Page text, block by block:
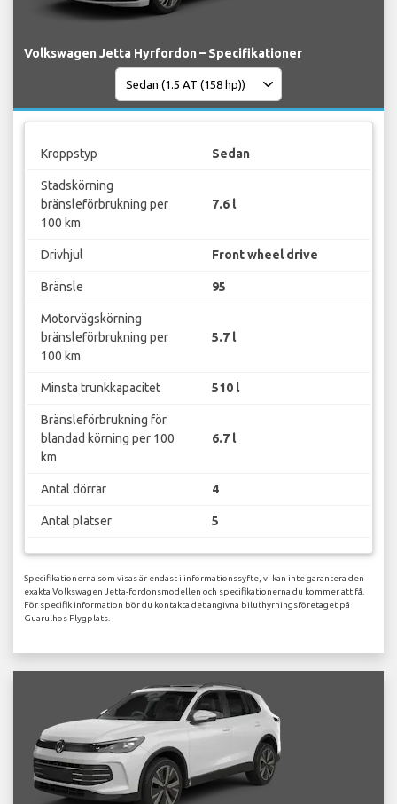
Volkswagen Jetta Hyrfordon – Specifikationer
Kroppstyp Sedan
Stadskörning
bränsleförbrukning per
100 km
7.6 l
Drivhjul Front wheel drive
Bränsle 95
Motorvägskörning
bränsleförbrukning per
100 km
5.7 l
Minsta trunkkapacitet 510 l
Bränsleförbrukning för
blandad körning per 100
km
6.7 l
Antal dörrar 4
Antal platser 5
Specifikationerna som visas är endast i informationssyfte, vi kan inte garantera den
exakta Volkswagen Jetta-fordonsmodellen och specifikationerna du kommer att få.
För specifik information bör du kontakta det angivna biluthyrningsföretaget på
Guarulhos Flygplats.